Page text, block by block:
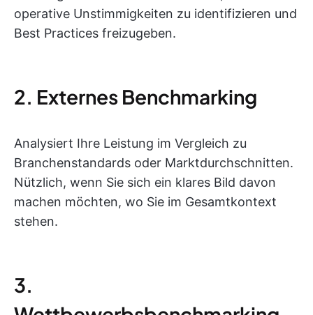
operative Unstimmigkeiten zu identifizieren und
Best Practices freizugeben.
2. Externes Benchmarking
Analysiert Ihre Leistung im Vergleich zu
Branchenstandards oder Marktdurchschnitten.
Nützlich, wenn Sie sich ein klares Bild davon
machen möchten, wo Sie im Gesamtkontext
stehen.
3.